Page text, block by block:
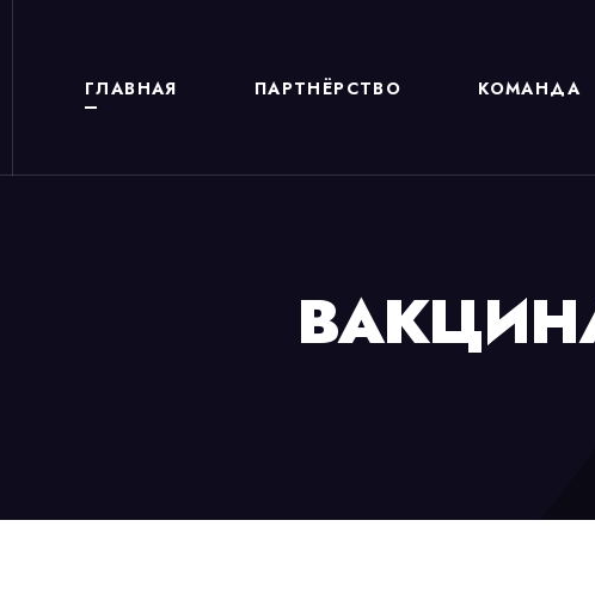
ГЛАВНАЯ ПАРТНЁРСТВО КОМАНДА